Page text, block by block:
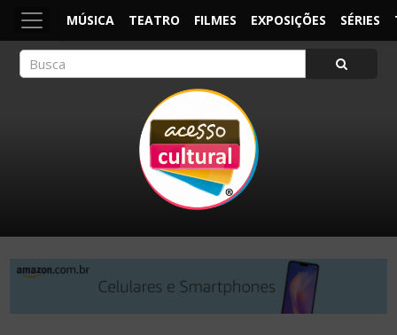
MÚSICA TEATRO FILMES EXPOSIÇÕES SÉRIES